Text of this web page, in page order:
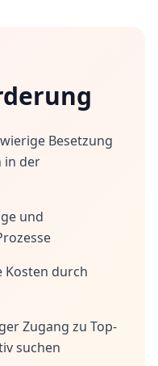
Besetzung
in der
und
Kosten durch
Zugang zu Top-
suchen